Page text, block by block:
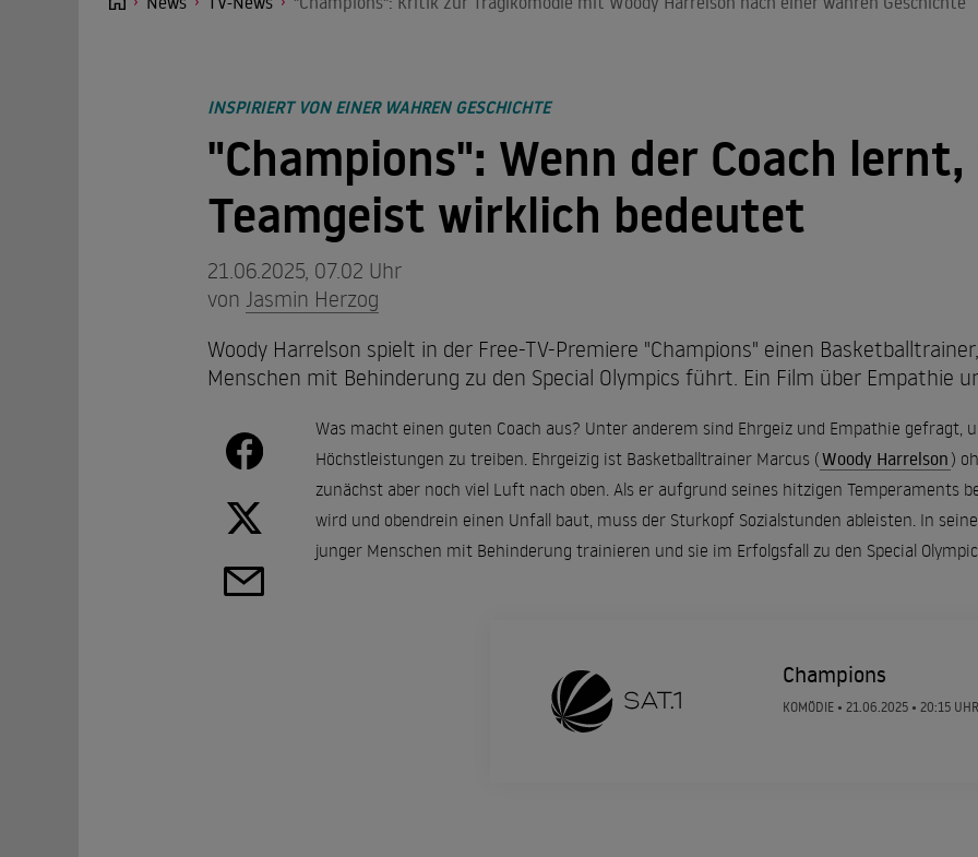
INSPIRIERT VON EINER WAHREN GESCHICHTE
"Champions": Wenn der Coach
Teamgeist wirklich bedeutet
21.06.2025, 07.02 Uhr
von Jasmin Herzog
Woody Harrelson spielt in der Free-TV-Premiere "Champions" einen
Menschen mit Behinderung zu den Special Olympics führt. Ein Film über Empathie
Was macht einen guten Coach aus? Unter anderem sind Ehrgeiz und Empathie gefragt,
Höchstleistungen zu treiben. Ehrgeizig ist Basketballtrainer Marcus (Woody Harrelson )
zunächst aber noch viel Luft nach oben. Als er aufgrund seines hitzigen Temperaments
wird und obendrein einen Unfall baut, muss der Sturkopf Sozialstunden ableisten. In
junger Menschen mit Behinderung trainieren und sie im Erfolgsfall zu den Special
Champions
KOMÖDIE • 21.06.2025• 20:15 UHR